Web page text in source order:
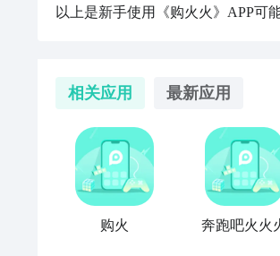
以上是新手使用《购火火》APP可
相关应用 最新应用
购火 奔跑吧火火